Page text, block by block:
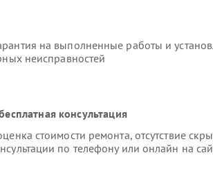
на выполненные работы и
неисправностей
консультация
стоимости ремонта, отсутствие
по телефону или онлайн на